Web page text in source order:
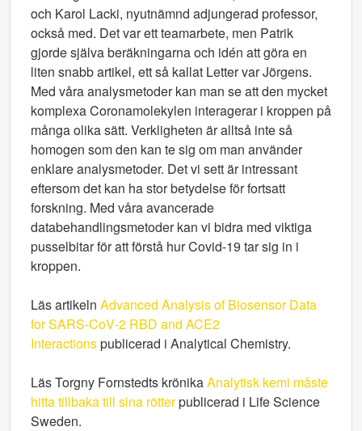
och Karol Lacki, nyutnämnd adjungerad professor,
också med. Det var ett teamarbete, men Patrik
gjorde själva beräkningarna och idén att göra en
liten snabb artikel, ett så kallat Letter var Jörgens.
Med våra analysmetoder kan man se att den mycket
komplexa Coronamolekylen interagerar i kroppen på
många olika sätt. Verkligheten är alltså inte så
homogen som den kan te sig om man använder
enklare analysmetoder. Det vi sett är intressant
eftersom det kan ha stor betydelse för fortsatt
forskning. Med våra avancerade
databehandlingsmetoder kan vi bidra med viktiga
pusselbitar för att förstå hur Covid-19 tar sig in i
kroppen.
Läs artikeln Advanced Analysis of Biosensor Data
for SARS-CoV‑2 RBD and ACE2
Interactionspublicerad i Analytical Chemistry.
Läs Torgny Fornstedts krönikaAnalytisk kemi måste
hitta tillbaka till sina rötterpublicerad i Life Science
Sweden.